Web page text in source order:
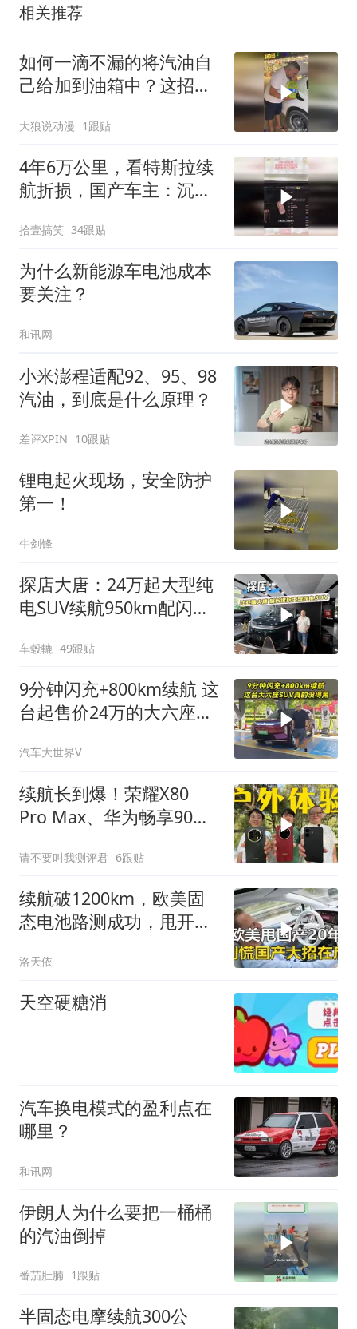
相关推荐
如何一滴不漏的将汽油自
己给加到油箱中？这招竟
大狼说动漫 1跟贴
4年6万公里，看特斯拉续
航折损，国产车主：沉默
拾壹搞笑 34跟贴
为什么新能源车电池成本
要关注？
和讯网
小米澎程适配92、95、98
汽油，到底是什么原理？
差评XPIN 10跟贴
锂电起火现场，安全防护
第一！
牛剑锋
探店大唐：24万起大型纯
电SUV续航950km配闪
车毂轆 49跟贴
9分钟闪充+800km续航 这
台起售价24万的大六座
汽车大世界V
续航长到爆！荣耀X80
Pro Max、华为畅享90
Pro户外体验
请不要叫我测评君 6跟贴
续航破1200km，欧美固
态电池路测成功，甩开国
洛天依
天空硬糖消
汽车换电模式的盈利点在
哪里？
和讯网
伊朗人为什么要把一桶桶
的汽油倒掉
番茄肚腩 1跟贴
半固态电摩续航300公